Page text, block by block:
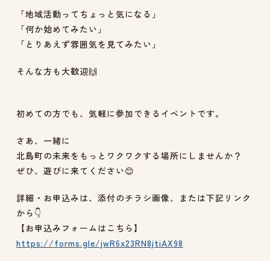
「地域活動ってちょっと気になる」
「何か始めてみたい」
「とりあえず雰囲気を見てみたい」
そんな方も大歓迎🙌
初めての方でも、気軽に参加できるイベントです。
さあ、一緒に
北島町の未来をもっとワクワクする場所にしませんか？
ぜひ、遊びに来てください😊
詳細・お申込みは、添付のチラシ画像、または下記リンク
から👇
【お申込みフォームはこちら】
https://forms.gle/jwR6x23RN8jtiAX98